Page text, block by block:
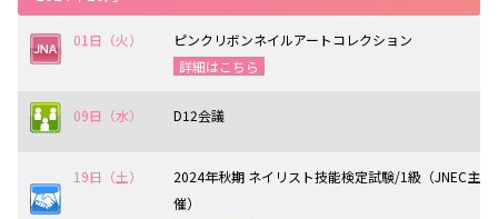
01日（火）
ピンクリボンネイルアートコレクション
詳細はこちら
09日（水） D12会議
19日（土）
2024年秋期 ネイリスト技能検定試験/1級（JNEC主
催）